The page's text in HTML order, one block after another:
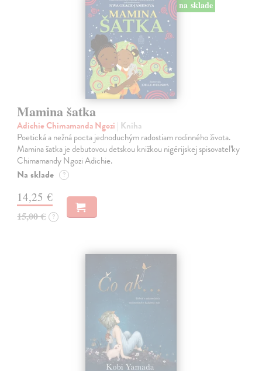
na sklade
Mamina šatka
Adichie Chimamanda Ngozi | Kniha
Poetická a nežná pocta jednoduchým radostiam rodinného života.
Mamina šatka je debutovou detskou knižkou nigérijskej spisovateľky
Chimamandy Ngozi Adichie.
Na sklade ?
14,25 €
15,00 € ?